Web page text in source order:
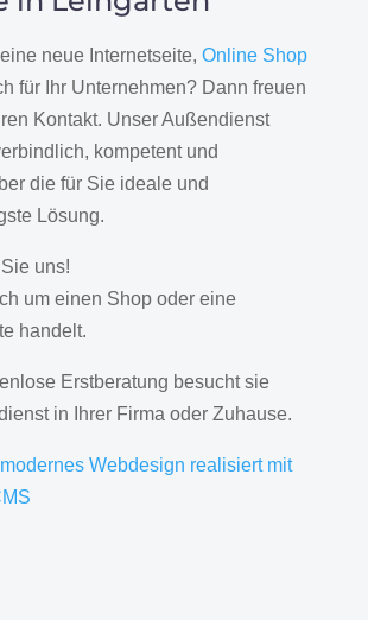
neue Internetseite, Online Shop
für Ihr Unternehmen? Dann freuen
Kontakt. Unser Außendienst
kompetent und
die für Sie ideale und
Lösung.
Sie uns!
um einen Shop oder eine
handelt.
Erstberatung besucht sie
in Ihrer Firma oder Zuhause.
Webdesign realisiert mit